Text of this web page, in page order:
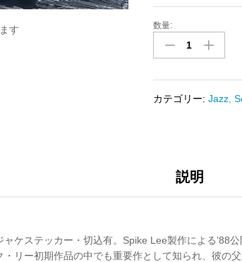
す
中
ﾚ
ﾄﾞ
SCHOOL
DAZE
数
数量:
カテゴリー:Jazz ,
説明
ャケステッカー・切込有。Spike Lee製作による’88
・リー初期作品の中でも重要作として知られ、彼の